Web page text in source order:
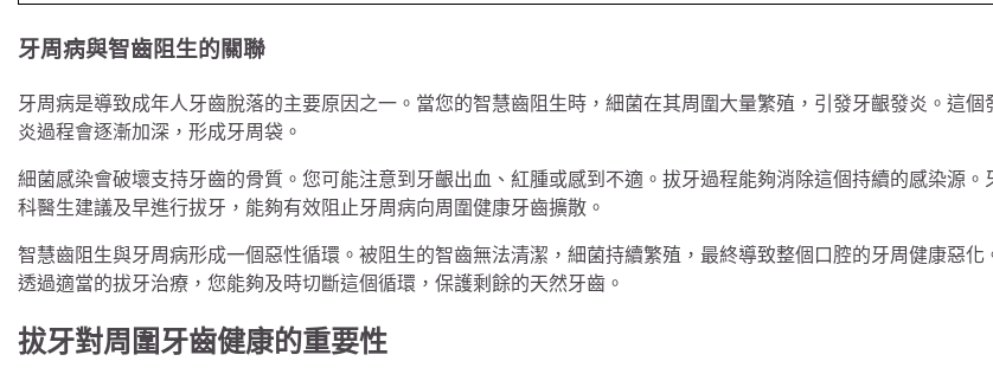
牙周病與智齒阻生的關聯
牙周病是導致成年人牙齒脫落的主要原因之一。當您的智慧齒阻生時，細菌在其周圍大量繁殖，引發牙齦發炎。這個
炎過程會逐漸加深，形成牙周袋。
細菌感染會破壞支持牙齒的骨質。您可能注意到牙齦出血、紅腫或感到不適。拔牙過程能夠消除這個持續的感染源。
科醫生建議及早進行拔牙，能夠有效阻止牙周病向周圍健康牙齒擴散。
智慧齒阻生與牙周病形成一個惡性循環。被阻生的智齒無法清潔，細菌持續繁殖，最終導致整個口腔的牙周健康惡化
透過適當的拔牙治療，您能夠及時切斷這個循環，保護剩餘的天然牙齒。
拔牙對周圍牙齒健康的重要性